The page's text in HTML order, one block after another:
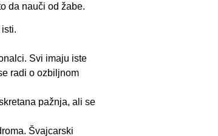
da nauči od žabe.
Svi imaju iste
radi o ozbiljnom
pažnja, ali se
Švajcarski